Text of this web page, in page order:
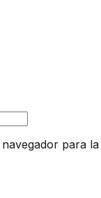
para la